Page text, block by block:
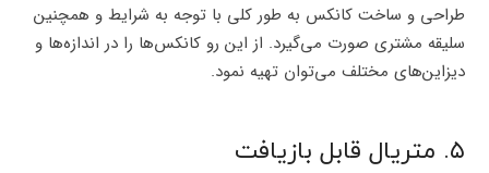
طراحی و ساخت کانکس به طور کلی با توجه به شرایط و همچنین
سلیقه مشتری صورت می‌گیرد. از این رو کانکس‌ها را در اندازه‌ها و
دیزاین‌های مختلف می‌توان تهیه نمود.
۵. متریال قابل بازیافت